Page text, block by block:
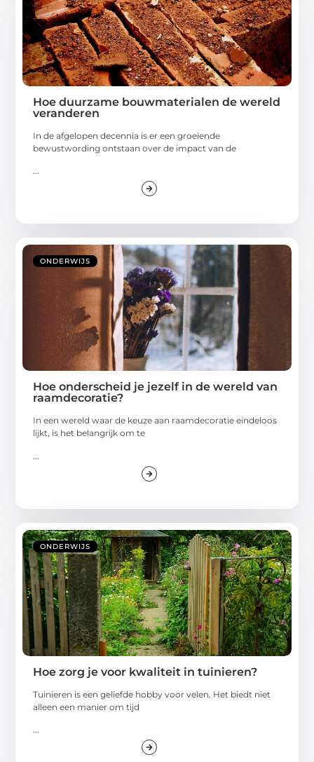
Hoe duurzame bouwmaterialen de wereld
veranderen
In de afgelopen decennia is er een groeiende
bewustwording ontstaan over de impact van de
...
ONDERWIJS
Hoe onderscheid je jezelf in de wereld van
raamdecoratie?
In een wereld waar de keuze aan raamdecoratie eindeloos
lijkt, is het belangrijk om te
ONDERWIJS
Hoe zorg je voor kwaliteit in tuinieren?
Tuinieren is een geliefde hobby voor velen. Het biedt niet
alleen een manier om tijd